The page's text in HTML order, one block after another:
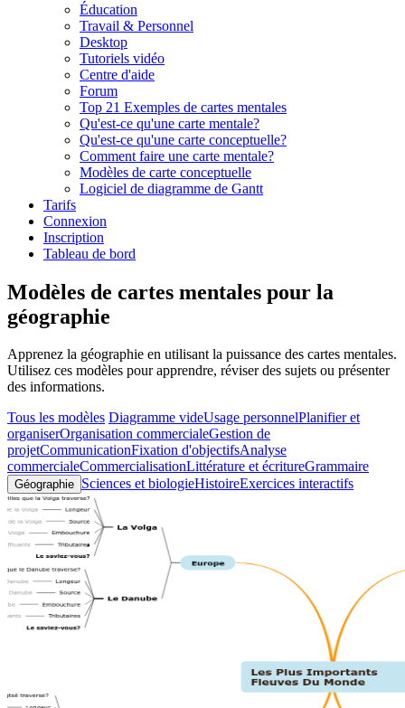
Éducation
Travail & Personnel
Desktop
Tutoriels vidéo
Centre d'aide
Forum
Top 21 Exemples de cartes mentales
Qu'est-ce qu'une carte mentale?
Qu'est-ce qu'une carte conceptuelle?
Comment faire une carte mentale?
Modèles de carte conceptuelle
Logiciel de diagramme de Gantt
Tarifs
Connexion
Inscription
Tableau de bord
Modèles de cartes mentales pour la
géographie
Apprenez la géographie en utilisant la puissance des cartes mentales.
Utilisez ces modèles pour apprendre, réviser des sujets ou présenter
des informations.
Tous les modèles Diagramme videUsage personnelPlanifier et
organiserOrganisation commercialeGestion de
projetCommunicationFixation d'objectifsAnalyse
commercialeCommercialisationLittérature et écritureGrammaire
Géographie Sciences et biologieHistoireExercices interactifs